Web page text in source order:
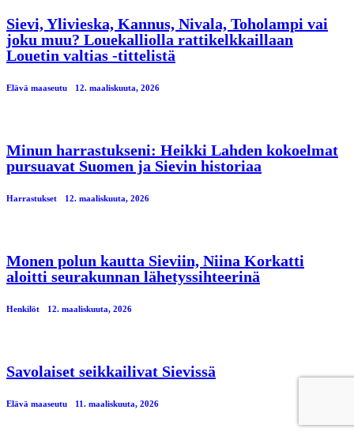
Sievi, Ylivieska, Kannus, Nivala, Toholampi vai
joku muu? Louekalliolla rattikelkkaillaan
Louetin valtias -tittelistä
Elävä maaseutu 12. maaliskuuta, 2026
Minun harrastukseni: Heikki Lahden kokoelmat
pursuavat Suomen ja Sievin historiaa
Harrastukset 12. maaliskuuta, 2026
Monen polun kautta Sieviin, Niina Korkatti
aloitti seurakunnan lähetyssihteerinä
Henkilöt 12. maaliskuuta, 2026
Savolaiset seikkailivat Sievissä
Elävä maaseutu 11. maaliskuuta, 2026